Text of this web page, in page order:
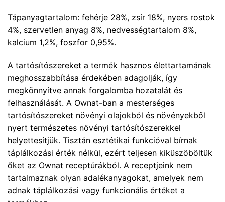
Tápanyagtartalom: fehérje 28%, zsír 18%, nyers rostok
4%, szervetlen anyag 8%, nedvességtartalom 8%,
kalcium 1,2%, foszfor 0,95%.
A tartósítószereket a termék hasznos élettartamának
meghosszabbítása érdekében adagolják, így
megkönnyítve annak forgalomba hozatalát és
felhasználását. A Ownat-ban a mesterséges
tartósítószereket növényi olajokból és növényekből
nyert természetes növényi tartósítószerekkel
helyettesítjük. Tisztán esztétikai funkcióval bírnak
táplálkozási érték nélkül, ezért teljesen kiküszöböltük
őket az Ownat receptúrákból. A receptjeink nem
tartalmaznak olyan adalékanyagokat, amelyek nem
adnak táplálkozási vagy funkcionális értéket a